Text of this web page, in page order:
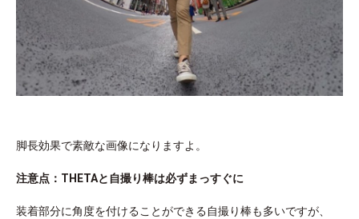
脚長効果で素敵な画像になりますよ。
注意点：THETAと自撮り棒は必ずまっすぐに
装着部分に角度を付けることができる自撮り棒も多いですが、